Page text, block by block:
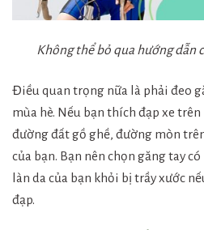
Không thể bỏ qua hướng dẫn
Điều quan trọng nữa là phải đeo
mùa hè. Nếu bạn thích đạp xe
đường đất gồ ghề, đường mòn
của bạn. Bạn nên chọn găng tay
làn da của bạn khỏi bị trầy xước
đạp.